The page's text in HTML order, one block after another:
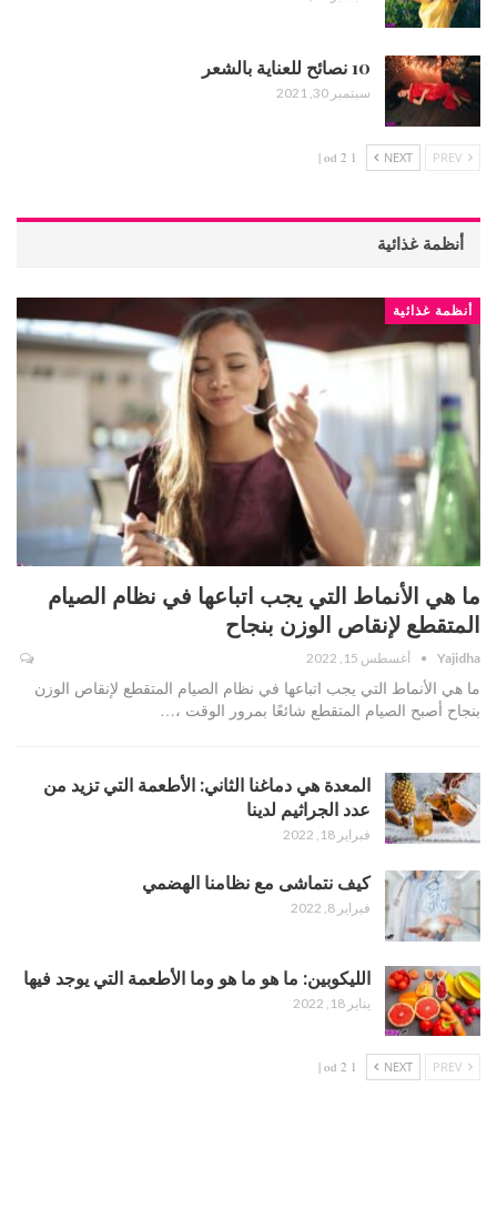
10 نصائح للعناية بالشعر
سبتمبر 30, 2021
NEXT
1 od 2 |
أنظمة غذائية
أنظمة غذائية
ما هي الأنماط التي يجب اتباعها في نظام الصيام
المتقطع لإنقاص الوزن بنجاح
Yajidha أغسطس 15, 2022
ما هي الأنماط التي يجب اتباعها في نظام الصيام المتقطع لإنقاص الوزن
بنجاح أصبح الصيام المتقطع شائعًا بمرور الوقت ،…
المعدة هي دماغنا الثاني: الأطعمة التي تزيد من
عدد الجراثيم لدينا
فبراير 18, 2022
كيف نتماشى مع نظامنا الهضمي
فبراير 8, 2022
الليكوبين: ما هو ما هو وما الأطعمة التي يوجد فيها
يناير 18, 2022
NEXT
1 od 2 |